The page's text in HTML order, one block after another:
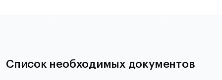
Список необходимых документов